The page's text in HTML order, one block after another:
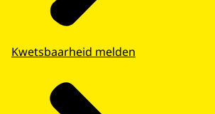
Kwetsbaarheid melden